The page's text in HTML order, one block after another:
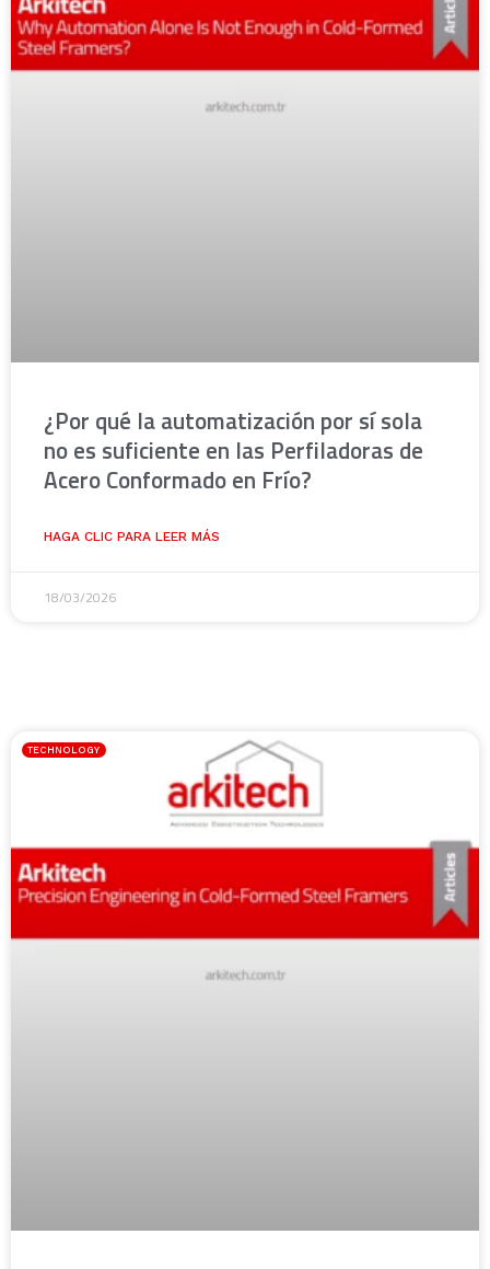
¿Por qué la automatización por sí sola
no es suficiente en las Perfiladoras de
Acero Conformado en Frío?
HAGA CLIC PARA LEER MÁS
18/03/2026
TECHNOLOGY